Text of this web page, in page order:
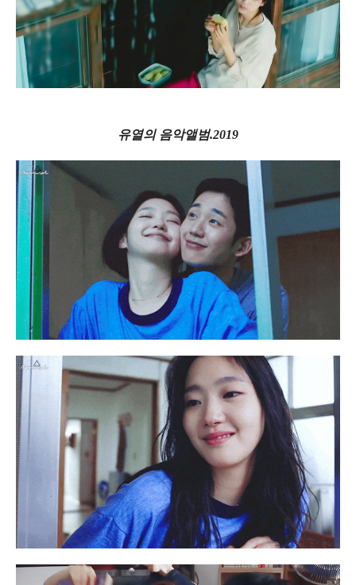
유열의 음악앨범.2019